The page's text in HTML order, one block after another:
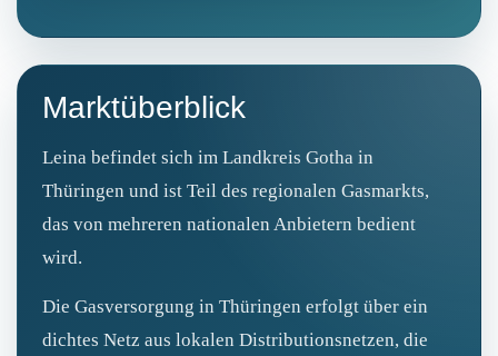
Marktüberblick
Leina befindet sich im Landkreis Gotha in
Thüringen und ist Teil des regionalen Gasmarkts,
das von mehreren nationalen Anbietern bedient
wird.
Die Gasversorgung in Thüringen erfolgt über ein
dichtes Netz aus lokalen Distributionsnetzen, die